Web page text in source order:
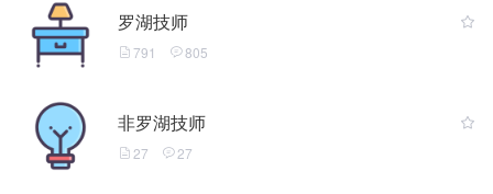
罗湖技师
791 805
非罗湖技师
27 27